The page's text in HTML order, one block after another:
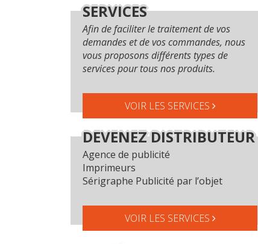
SERVICES
Afin de faciliter le traitement de vos
demandes et de vos commandes, nous
vous proposons différents types de
services pour tous nos produits.
VOIR LES SERVICES
DEVENEZ DISTRIBUTEUR
Agence de publicité
Imprimeurs
Sérigraphe Publicité par l’objet
VOIR LES SERVICES